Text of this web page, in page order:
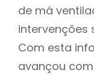
de má
intervenções
Com esta
avançou